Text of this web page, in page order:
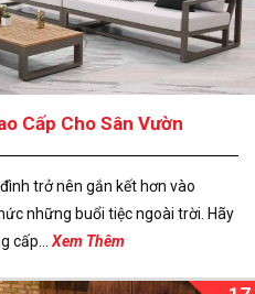
Cấp Cho Sân Vườn
trở nên gắn kết hơn vào
những buổi tiệc ngoài trời. Hãy
cấp... Xem Thêm